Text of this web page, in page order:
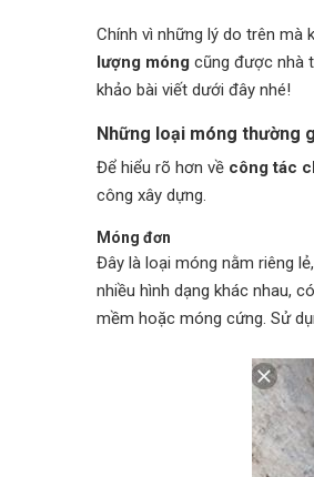
Chính vì những lý do trên
lượng móng cũng được nhà
khảo bài viết dưới đây nhé!
Những loại móng thường
Để hiểu rõ hơn về công tác
công xây dựng.
Móng đơn
Đây là loại móng nằm riêng
nhiều hình dạng khác nhau,
mềm hoặc móng cứng. Sử